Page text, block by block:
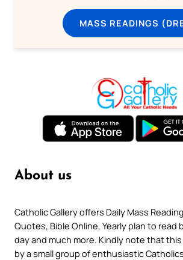
MASS READINGS
About us
Catholic Gallery offers Daily Mass
Quotes, Bible Online, Yearly plan to read
day and much more. Kindly note that
by a small group of enthusiastic